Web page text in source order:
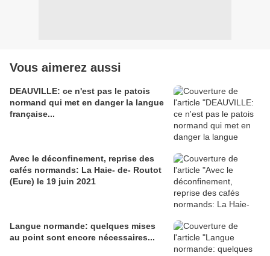
Vous aimerez aussi
DEAUVILLE: ce n'est pas le patois
normand qui met en danger la langue
française...
Avec le déconfinement, reprise des
cafés normands: La Haie- de- Routot
(Eure) le 19 juin 2021
Langue normande: quelques mises
au point sont encore nécessaires...